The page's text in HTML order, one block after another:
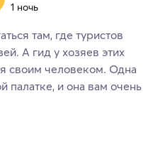
1 ночь
там, где туристов
А гид у хозяев этих
своим человеком. Одна
палатке, и она вам очень